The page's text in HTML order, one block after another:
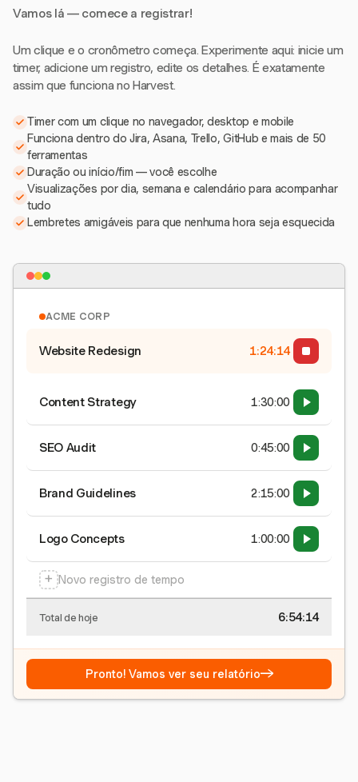
Vamos lá — comece a registrar!
Um clique e o cronômetro começa. Experimente aqui: inicie um
timer, adicione um registro, edite os detalhes. É exatamente
assim que funciona no Harvest.
Timer com um clique no navegador, desktop e mobile
Funciona dentro do Jira, Asana, Trello, GitHub e mais de 50
ferramentas
Duração ou início/fim — você escolhe
Visualizações por dia, semana e calendário para acompanhar
tudo
Lembretes amigáveis para que nenhuma hora seja esquecida
ACME CORP
Website Redesign 1:24:15
Content Strategy 1:30:00
SEO Audit 0:45:00
Brand Guidelines 2:15:00
Logo Concepts 1:00:00
+ Novo registro de tempo
Total de hoje 6:54:15
Pronto! Vamos ver seu relatório→